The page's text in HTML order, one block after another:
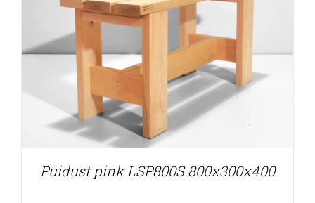
Puidust pink LSP800S 800x300x400